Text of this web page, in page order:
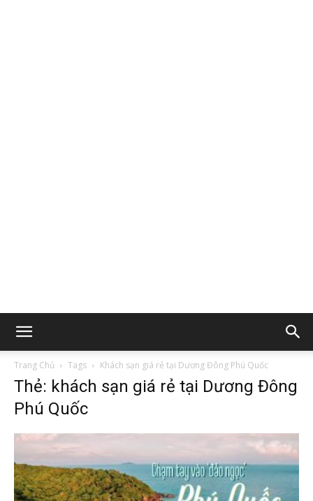
Trang Chủ Tags Khách sạn giá rẻ tại Dương Đông Phú Quốc
Thẻ: khách sạn giá rẻ tại Dương Đông
Phú Quốc